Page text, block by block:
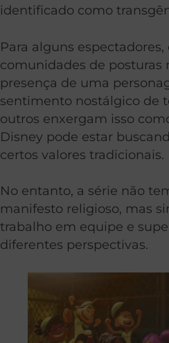
identificado como
Para alguns
comunidades de posturas
presença de uma
sentimento nostálgico de
outros enxergam isso
Disney pode estar
certos valores tradicionais.
No entanto, a série não
manifesto religioso, mas
trabalho em equipe e
diferentes perspectivas.